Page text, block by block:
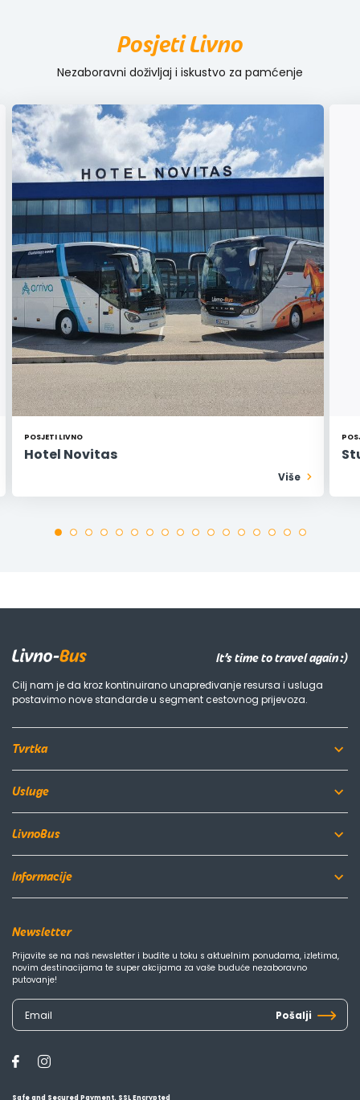
Posjeti Livno
Nezaboravni doživljaj i iskustvo za pamćenje
POSJETI LIVNO
Hotel Novitas
Više
Cilj nam je da kroz kontinuirano unapređivanje resursa i usluga
postavimo nove standarde u segment cestovnog prijevoza.
It’s time to travel again :)
Tvrtka
Usluge
LivnoBus
Informacije
Newsletter
Prijavite se na naš newsletter i budite u toku s aktuelnim ponudama, izletima,
novim destinacijama te super akcijama za vaše buduće nezaboravno
putovanje!
Pošalji